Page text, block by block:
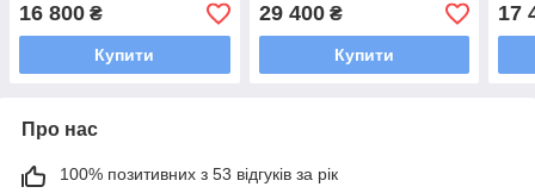
16 800 ₴
Купити
29 400₴
Купити
17
Про нас
100% позитивних з 53 відгуків за рік